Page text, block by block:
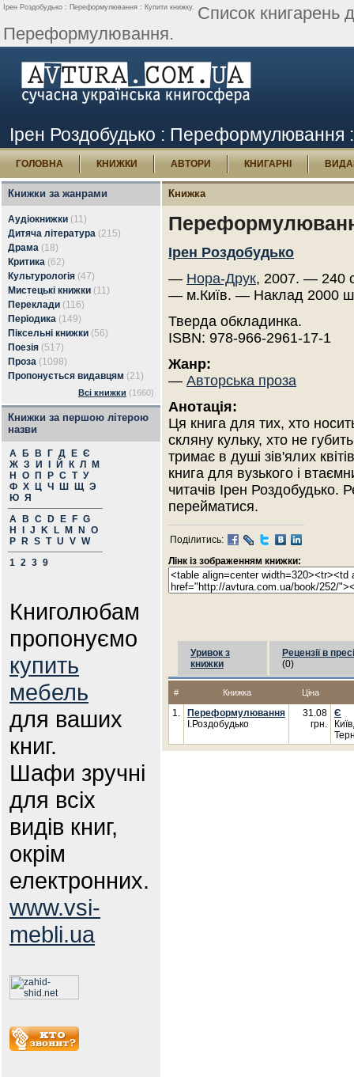
Ірен Роздобудько : Переформулювання : Купити книжку. Список книгарень
Переформулювання.
Ірен Роздобудько : Переформулювання
ГОЛОВНА КНИЖКИ АВТОРИ КНИГАРНІ
Книжки за жанрами
Аудіокнижки (11)
Дитяча література (215)
Драма (18)
Критика (62)
Культурологія (47)
Мистецькі книжки (11)
Переклади (116)
Періодика (149)
Піксельні книжки (56)
Поезія (517)
Проза (1098)
Пропонується видавцям (21)
Всі книжки (1660)
Книжки за першою літерою
назви
А Б В Г Д Е Є
Ж З И Й К Л
М
Н
О П Р С Т У
Ф Х Ц Ч Ш Щ Э
Ю Я
A
B C D E F G
H
J K L M N
O
P
R S T U V W
1 2 3 9
Книголюбам
пропонуємо
купить
мебель
для ваших
книг.
Шафи зручні
для всіх
видів книг,
окрім
електронних.
www.vsi-
mebli.ua
Книжка
Ірен Роздобудько
— Нора-Друк, 2007. — 240
— м.Київ. — Наклад 2000
Тверда обкладинка.
ISBN: 978-966-2961-17-1
Жанр:
— Авторська проза
Анотація:
Ця книга для тих, хто
скляну кульку, хто не губить
тримає в душі зів'ялих
книга для вузького і
читачів Ірен Роздобудько.
перейматися.
Поділитись:
Лінк із зображенням книжки:
Уривок з
книжки
Рецензії в пресі
(0)
# Книжка Ціна
1.
Переформулювання
І.Роздобудько
31.08
грн.
Є